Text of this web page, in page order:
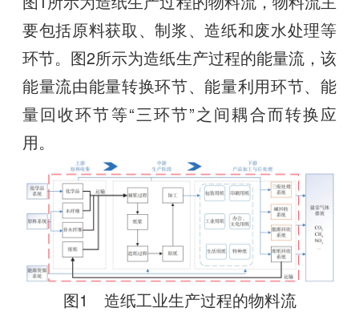
要包括原料获取、制浆、造纸和废水处理等
环节。图2所示为造纸生产过程的能量流，该
能量流由能量转换环节、能量利用环节、能
量回收环节等“三环节”之间耦合而转换应
用。
图1 造纸工业生产过程的物料流